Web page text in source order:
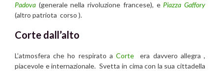
Padova (generale nella rivoluzione francese), e Piazza Gaffory
(altro patriota corso ).
Corte dall’alto
L’atmosfera che ho respirato a Corte era davvero allegra ,
piacevole e internazionale. Svetta in cima con la sua cittadella